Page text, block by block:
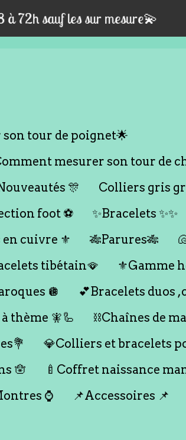
à 72h sauf les sur mesure💫
tour de poignet🌟
mesurer son tour de
🎊
Colliers gris
foot ⚽️
✨Bracelets ✨✨
cuivre ⚜️ 🎋Parures🎋
tibétain🪭
⚜️Gamme
🪩
💕Bracelets duos
thème 🧚🦾
⛓️Chaînes de
💎Colliers et bracelets
🪬
🍼Coffret naissance
⌚️ 📌Accessoires 📌